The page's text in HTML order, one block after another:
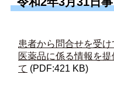
患者から問合せを受
医薬品に係る情報を
て (PDF:421 KB)